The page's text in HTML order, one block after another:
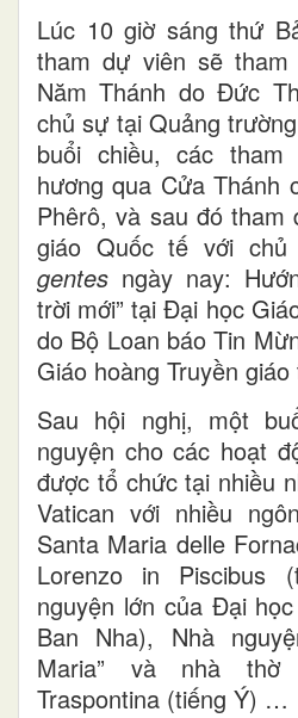
Lúc 10 giờ sáng thứ
tham dự viên sẽ
Năm Thánh do Đức
chủ sự tại Quảng
buổi chiều, các
hương qua Cửa Thánh
Phêrô, và sau đó tham
giáo Quốc tế với chủ
gentes ngày nay:
trời mới” tại Đại học
do Bộ Loan báo Tin
Giáo hoàng Truyền
Sau hội nghị, một
nguyện cho các hoạt
được tổ chức tại nhiều
Vatican với nhiều
Santa Maria delle
Lorenzo in Piscibus
nguyện lớn của Đại
Ban Nha), Nhà
Maria” và nhà thờ
Traspontina (tiếng Ý) …